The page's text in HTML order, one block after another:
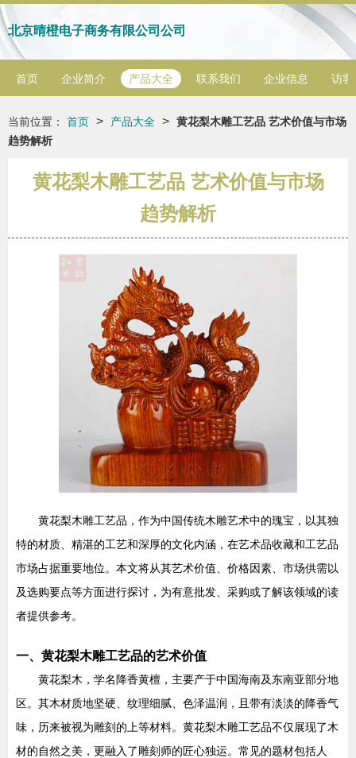
北京晴橙电子商务有限公司公司
首页 企业简介 产品大全 联系我们 企业信息 访客
当前位置： 首页 > 产品大全 > 黄花梨木雕工艺品 艺术价值与市场
趋势解析
黄花梨木雕工艺品 艺术价值与市场
趋势解析
黄花梨木雕工艺品，作为中国传统木雕艺术中的瑰宝，以其独
特的材质、精湛的工艺和深厚的文化内涵，在艺术品收藏和工艺品
市场占据重要地位。本文将从其艺术价值、价格因素、市场供需以
及选购要点等方面进行探讨，为有意批发、采购或了解该领域的读
者提供参考。
一、黄花梨木雕工艺品的艺术价值
黄花梨木，学名降香黄檀，主要产于中国海南及东南亚部分地
区。其木材质地坚硬、纹理细腻、色泽温润，且带有淡淡的降香气
味，历来被视为雕刻的上等材料。黄花梨木雕工艺品不仅展现了木
材的自然之美，更融入了雕刻师的匠心独运。常见的题材包括人